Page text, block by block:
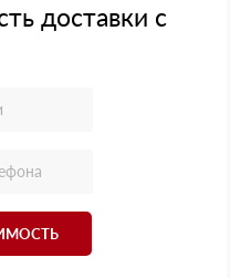
доставки с